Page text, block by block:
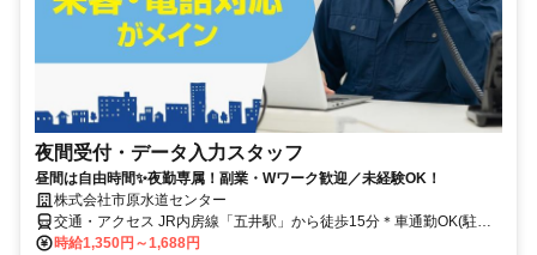
夜間受付・データ入力スタッフ
昼間は自由時間✨夜勤専属！副業・Wワーク歓迎／未経験OK！
株式会社市原水道センター
交通・アクセス JR内房線「五井駅」から徒歩15分＊車通勤OK(駐車
場完備)
時給1,350円～1,688円